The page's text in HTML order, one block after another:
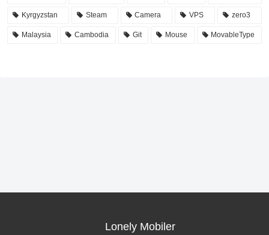
Kyrgyzstan Steam Camera VPS zero3
Malaysia Cambodia Git Mouse MovableType
Lonely Mobiler